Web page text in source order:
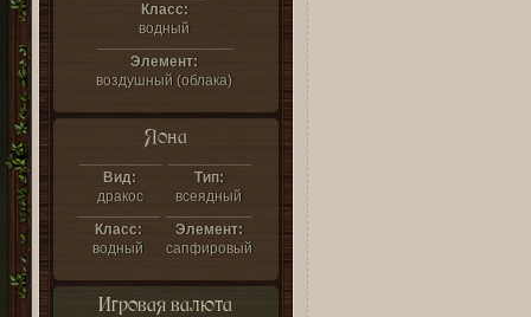
Класс:
водный
Элемент:
воздушный (облака)
Яона
Вид:
дракос
Тип:
всеядный
Класс:
водный
Элемент:
сапфировый
Игровая валюта